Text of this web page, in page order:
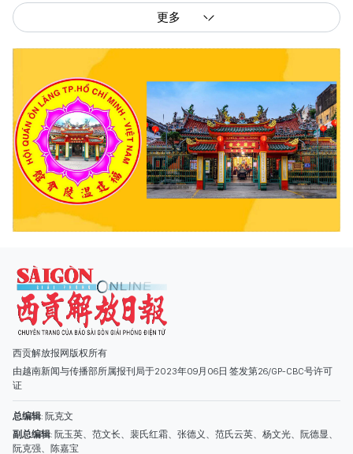
更多
西贡解放报网版权所有
由越南新闻与传播部所属报刊局于2023年09月06日 签发第26/GP-CBC号许可
证
副总编辑: 阮玉英、范文长、裴氏红霜、张德义、范氏云英、杨文光、阮德显、
阮克强、陈嘉宝
主编: 阮玉英
社址: 胡志明市棋盘坊阮氏明开街432-434号
总台: (028) 39294091 - 转 060
热线: 096.558.1888
编辑部: (028) 39294092 - 转 060
电子信箱
广告部
(028) 38334185
quangcaohoavan09@gmail.com;